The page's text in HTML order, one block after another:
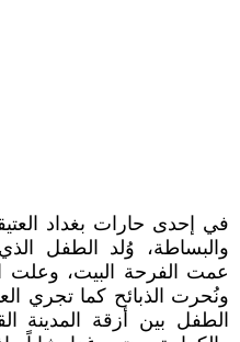
في إحدى حارات بغداد
والبساطة، وُلد الطفل
عمت الفرحة البيت، وعلت
ونُحرت الذبائح كما تجري
الطفل بين أزقة المدينة